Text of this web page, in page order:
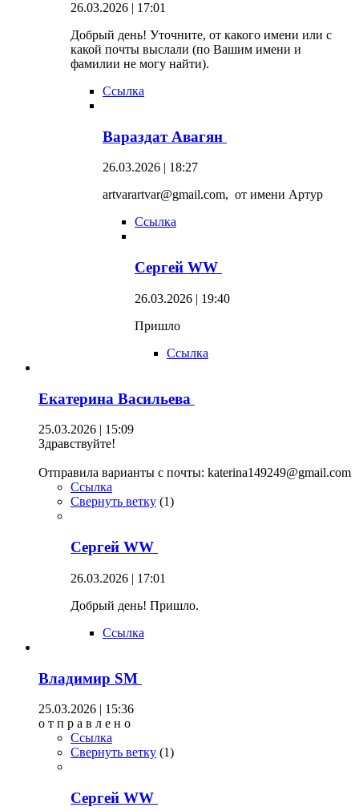
26.03.2026 | 17:01
Добрый день! Уточните, от какого имени или с
какой почты выслали (по Вашим имени и
фамилии не могу найти).
Ссылка
Вараздат Авагян
26.03.2026 | 18:27
artvarartvar@gmail.com, от имени Артур
Ссылка
Сергей WW
26.03.2026 | 19:40
Пришло
Ссылка
Екатерина Васильева
25.03.2026 | 15:09
Здравствуйте!
Отправила варианты с почты: katerina149249@gmail.com
Ссылка
Свернуть ветку (1)
Сергей WW
26.03.2026 | 17:01
Добрый день! Пришло.
Ссылка
Владимир SM
25.03.2026 | 15:36
о т п р а в л е н о
Ссылка
Свернуть ветку (1)
Сергей WW